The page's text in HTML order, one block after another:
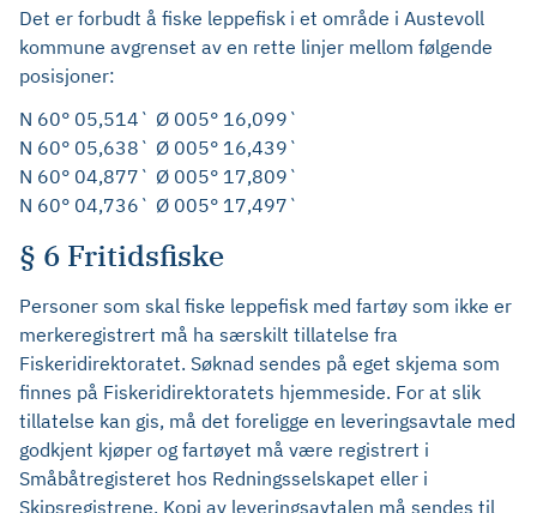
Det er forbudt å fiske leppefisk i et område i Austevoll
kommune avgrenset av en rette linjer mellom følgende
posisjoner:
N 60° 05,514` Ø 005° 16,099`
N 60° 05,638` Ø 005° 16,439`
N 60° 04,877` Ø 005° 17,809`
N 60° 04,736` Ø 005° 17,497`
§ 6 Fritidsfiske
Personer som skal fiske leppefisk med fartøy som ikke er
merkeregistrert må ha særskilt tillatelse fra
Fiskeridirektoratet. Søknad sendes på eget skjema som
finnes på Fiskeridirektoratets hjemmeside. For at slik
tillatelse kan gis, må det foreligge en leveringsavtale med
godkjent kjøper og fartøyet må være registrert i
Småbåtregisteret hos Redningsselskapet eller i
Skipsregistrene. Kopi av leveringsavtalen må sendes til